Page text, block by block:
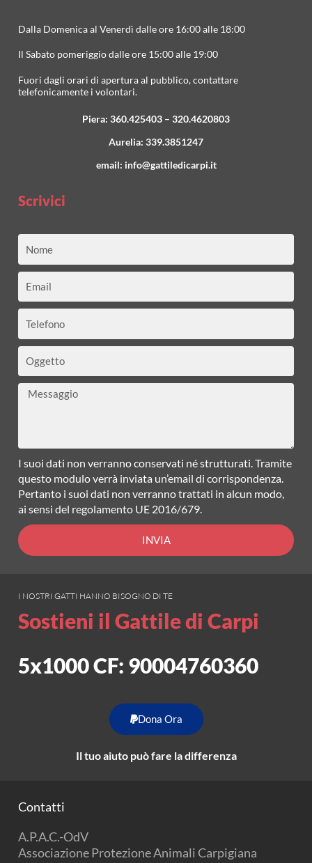
Dalla Domenica al Venerdì dalle ore 16:00 alle 18:00
Il Sabato pomeriggio dalle ore 15:00 alle 19:00
Fuori dagli orari di apertura al pubblico, contattare
telefonicamente i volontari.
Piera: 360.425403 – 320.4620803
Aurelia: 339.3851247
email: info@gattiledicarpi.it
Scrivici
Messaggio
I suoi dati non verranno conservati né strutturati. Tramite
questo modulo verrà inviata un’email di corrispondenza.
Pertanto i suoi dati non verranno trattati in alcun modo,
ai sensi del regolamento UE 2016/679.
INVIA
I NOSTRI GATTI HANNO BISOGNO DI TE
Sostieni il Gattile di Carpi
5x1000 CF: 90004760360
Dona Ora
Il tuo aiuto può fare la differenza
Contatti
A.P.A.C.-OdV
Associazione Protezione Animali Carpigiana